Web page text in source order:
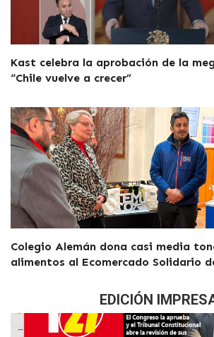
Kast celebra la aprobación de la
“Chile vuelve a crecer”
Colegio Alemán dona casi media
alimentos al Ecomercado Solidario
EDICIÓN